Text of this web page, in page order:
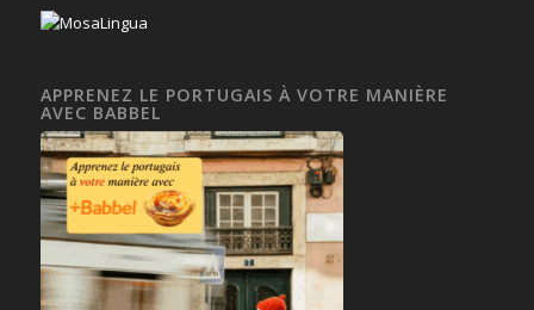
APPRENEZ LE PORTUGAIS À VOTRE MANIÈRE
AVEC BABBEL